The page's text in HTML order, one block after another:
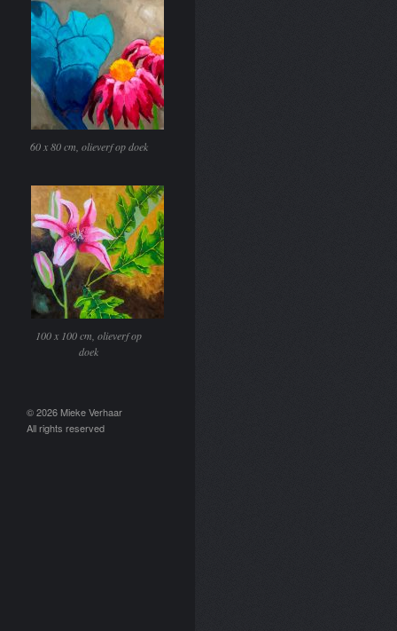
60 x 80 cm, olieverf op doek
100 x 100 cm, olieverf op
doek
© 2026 Mieke Verhaar
All rights reserved